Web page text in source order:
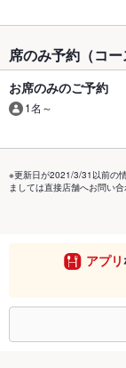
席のみ予約（コー
お席のみのご予約
1名～
※更新日が2021/3/31以前の
ましては直接店舗へお問い合
アプリ